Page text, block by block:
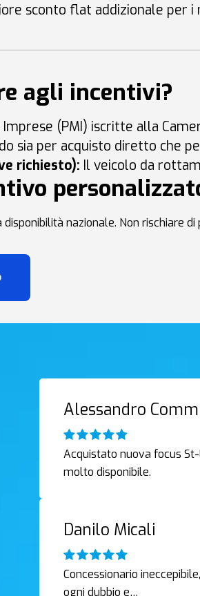
sconto flat addizionale per
agli incentivi?
Imprese (PMI) iscritte alla
sia per acquisto diretto che
richiesto): Il veicolo da
nazionale. Non rischiare
Alessandro
Acquistato nuova focus
molto disponibile.
Danilo Micali
Concessionario
ogni dubbio e…